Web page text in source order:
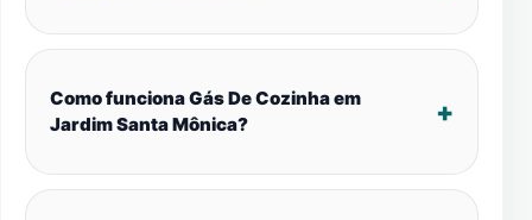
Como funciona Gás De Cozinha em
Jardim Santa Mônica?